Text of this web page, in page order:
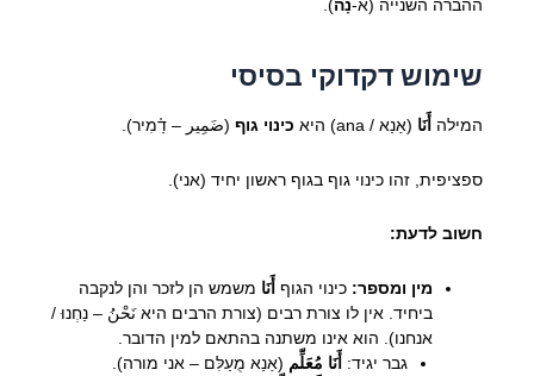
ההברה השנייה (א-נָה).
שימוש דקדוקי בסיסי
המילה أَنَا (אַנַא / ana) היא כינוי גוף(ضَمِير – דַ֗מִיר).
ספציפית, זהו כינוי גוף בגוף ראשון יחיד (אני).
חשוב לדעת:
מין ומספר: כינוי הגוף أَنَا משמש הן לזכר והן לנקבה
ביחיד. אין לו צורת רבים (צורת הרבים היא نَحْنُ – נַחְנוּ /
אנחנו). הוא אינו משתנה בהתאם למין הדובר.
גבר יגיד: أَنَا مُعَلِّم (אַנַא מֻעַלִּם – אני מורה).